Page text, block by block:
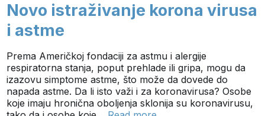
Novo istraživanje korona virusa
i astme
Prema Američkoj fondaciji za astmu i alergije
respiratorna stanja, poput prehlade ili gripa, mogu da
izazovu simptome astme, što može da dovede do
napada astme. Da li isto važi i za koronavirusa? Osobe
koje imaju hronična oboljenja sklonija su koronavirusu,